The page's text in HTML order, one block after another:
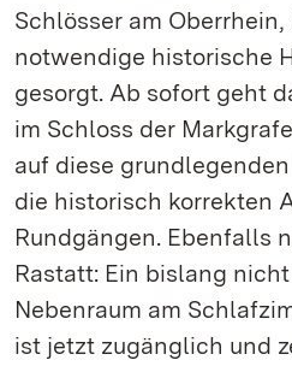
Schlösser am
notwendige historische
gesorgt. Ab sofort geht
im Schloss der
auf diese
die historisch korrekten
Rundgängen. Ebenfalls
Rastatt: Ein bislang
Nebenraum am
ist jetzt zugänglich und